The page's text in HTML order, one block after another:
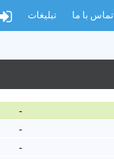
تماس با ما تبلیغات
-
-
-